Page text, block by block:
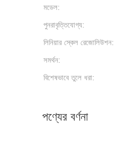
মডেল:
পুনরাবৃত্তিযোগ্য:
লিনিয়ার স্কেল রেজোলিউশন:
সমর্থন:
বিশেষভাবে তুলে ধরা:
পণ্যের বর্ণনা